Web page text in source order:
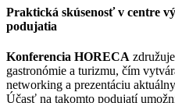
Praktická skúsenosť v centre
podujatia
Konferencia HORECA
gastronómie a turizmu, čím
networking a prezentáciu
Účasť na takomto podujatí